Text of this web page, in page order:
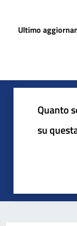
Ultimo
Quanto
su